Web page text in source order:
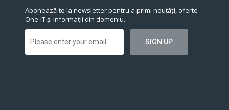
Abonează-te la newsletter pentru a primi noutăți, oferte
One-IT și informații din domeniu.